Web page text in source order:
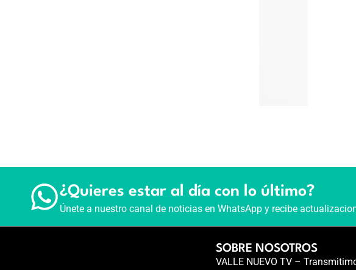
¿Quieres estar al día con lo último?
Únete a nuestro canal de noticias en WhatsApp y recibe
SOBRE NOSOTROS
VALLE NUEVO TV –